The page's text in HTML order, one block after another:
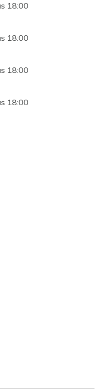
18:00
18:00
18:00
18:00